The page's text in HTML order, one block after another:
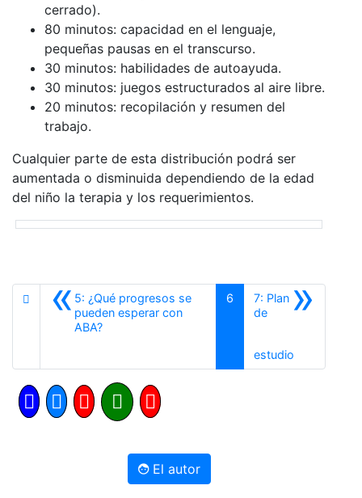
cerrado).
80 minutos: capacidad en el lenguaje,
pequeñas pausas en el transcurso.
30 minutos: habilidades de autoayuda.
30 minutos: juegos estructurados al aire libre.
20 minutos: recopilación y resumen del
trabajo.
Cualquier parte de esta distribución podrá ser
aumentada o disminuida dependiendo de la edad
del niño la terapia y los requerimientos.
«5: ¿Qué progresos se
pueden esperar con
ABA?Anterior
6 »
7: Plan
de
estudio
El autor